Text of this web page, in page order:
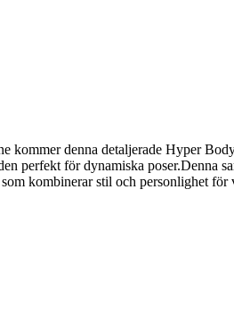
kommer denna detaljerade Hyper
perfekt för dynamiska
kombinerar stil och personlighet för